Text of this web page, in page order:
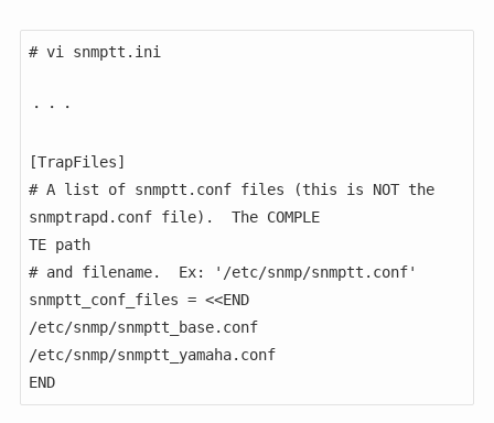
# vi snmptt.ini
・・・
[TrapFiles]
# A list of snmptt.conf files (this is NOT the
snmptrapd.conf file).  The COMPLE
TE path
# and filename.  Ex: '/etc/snmp/snmptt.conf'
snmptt_conf_files = <<END
/etc/snmp/snmptt_base.conf
/etc/snmp/snmptt_yamaha.conf
END